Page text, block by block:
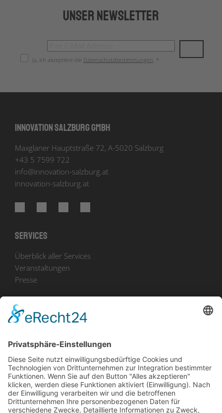
Unser Newsletter
Ja, ich akzeptiere die Datenschutzbestimmungen. *
Innovation Salzburg GmbH
Maxglaner Hauptstraße 72, A-5020 Salzburg
+43 5 7599 722
info@innovation-salzburg.at
innovation-salzburg.at
Services
Überblick aller Services
Veranstaltungen
Presse
Bekanntmachungen
Zu uns
Unser Team
Arbeiten bei Innovation Salzburg
Anfahrt